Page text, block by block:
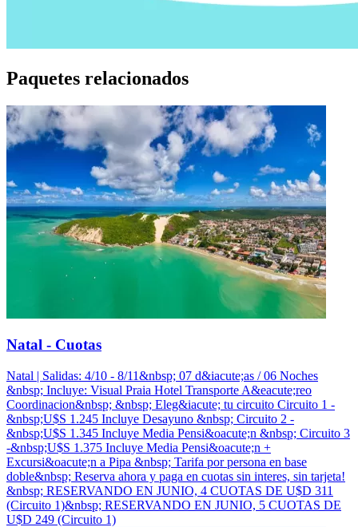
Paquetes relacionados
Natal - Cuotas
Natal | Salidas: 4/10 - 8/11&nbsp; 07 d&iacute;as / 06 Noches
&nbsp; Incluye: Visual Praia Hotel Transporte A&eacute;reo
Coordinacion&nbsp; &nbsp; Eleg&iacute; tu circuito Circuito 1 -
&nbsp;U$S 1.245 Incluye Desayuno &nbsp; Circuito 2 -
&nbsp;U$S 1.345 Incluye Media Pensi&oacute;n &nbsp; Circuito 3
-&nbsp;U$S 1.375 Incluye Media Pensi&oacute;n +
Excursi&oacute;n a Pipa &nbsp; Tarifa por persona en base
doble&nbsp; Reserva ahora y paga en cuotas sin interes, sin tarjeta!
&nbsp; RESERVANDO EN JUNIO, 4 CUOTAS DE U$D 311
(Circuito 1)&nbsp; RESERVANDO EN JUNIO, 5 CUOTAS DE
U$D 249 (Circuito 1)